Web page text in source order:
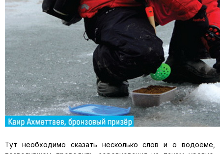
Тут необходимо сказать несколько слов и о водоёме,